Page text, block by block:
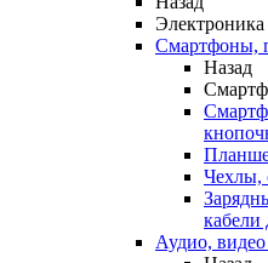
Смартфоны,
Назад
Чехлы,
кабели
Аудио,